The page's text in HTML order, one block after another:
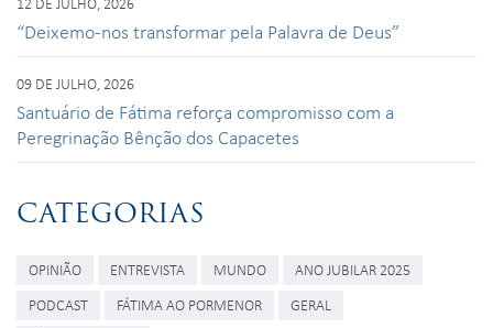
“Deixemo-nos transformar pela Palavra de Deus”
09 DE JULHO, 2026
Santuário de Fátima reforça compromisso com a
Peregrinação Bênção dos Capacetes
CATEGORIAS
OPINIÃO ENTREVISTA MUNDO
ANO JUBILAR 2025
PODCAST
FÁTIMA AO PORMENOR
GERAL